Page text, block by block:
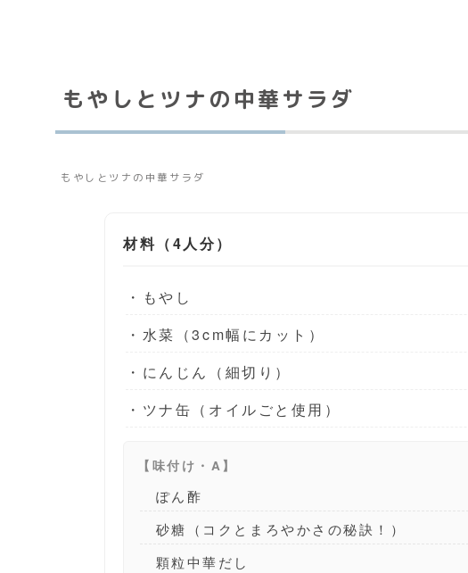
もやしとツナの中華サラダ
もやしとツナの中華サラダ
材料（4人分）
・もやし
・水菜（3cm幅にカット）
・にんじん（細切り）
・ツナ缶（オイルごと使用）
【味付け・A】
ぽん酢
砂糖（コクとまろやかさの秘訣！）
顆粒中華だし